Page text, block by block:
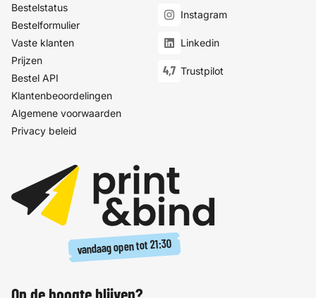
Bestelstatus
Bestelformulier
Vaste klanten
Prijzen
Bestel API
Klantenbeoordelingen
Algemene voorwaarden
Privacy beleid
Instagram
Linkedin
4,7 Trustpilot
vandaag open tot21:30